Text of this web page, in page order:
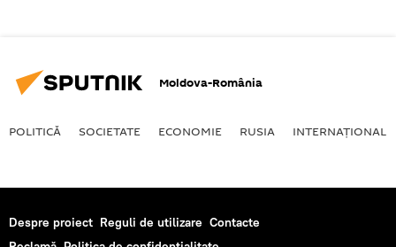
Moldova-România
POLITICĂ SOCIETATE ECONOMIE RUSIA INTERNAŢIONAL
Despre proiect Reguli de utilizare Contacte